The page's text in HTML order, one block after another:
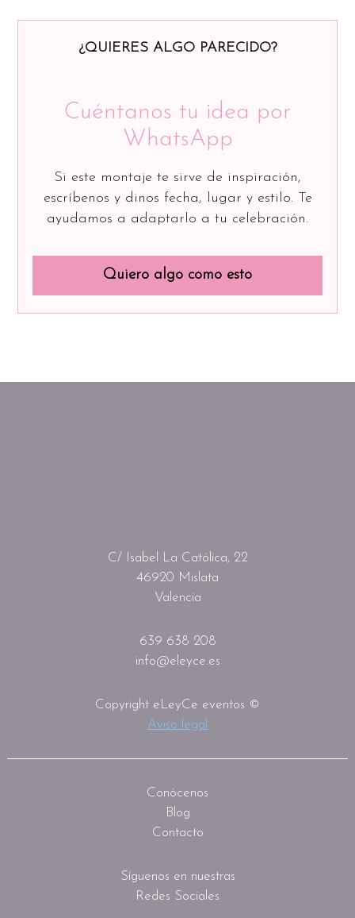
¿QUIERES ALGO PARECIDO?
Cuéntanos tu idea por
WhatsApp
Si este montaje te sirve de inspiración,
escríbenos y dinos fecha, lugar y estilo. Te
ayudamos a adaptarlo a tu celebración.
Quiero algo como esto
C/ Isabel La Católica, 22
46920 Mislata
Valencia
639 638 208
info@eleyce.es
Copyright eLeyCe eventos ©
Aviso legal
Conócenos
Blog
Contacto
Síguenos en nuestras
Redes Sociales